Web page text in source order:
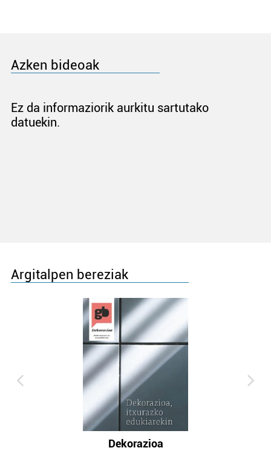
Azken bideoak
Ez da informaziorik aurkitu sartutako
datuekin.
Argitalpen bereziak
Dekorazioa